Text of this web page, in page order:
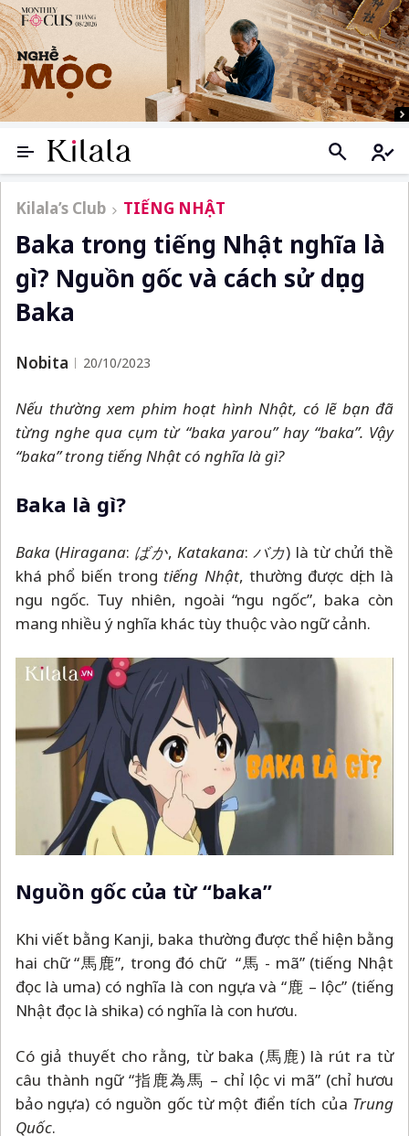
Kilala’s Club TIẾNG NHẬT
Baka trong tiếng Nhật nghĩa là
gì? Nguồn gốc và cách sử dụng
Baka
Nobita 20/10/2023
Nếu thường xem phim hoạt hình Nhật, có lẽ bạn đã
từng nghe qua cụm từ “baka yarou” hay “baka”. Vậy
“baka” trong tiếng Nhật có nghĩa là gì?
Baka là gì?
Baka (Hiragana: ばか, Katakana:バカ) là từ chửi thề
khá phổ biến trong tiếng Nhật, thường được dịch là
ngu ngốc. Tuy nhiên, ngoài “ngu ngốc”, baka còn
mang nhiều ý nghĩa khác tùy thuộc vào ngữ cảnh.
Nguồn gốc của từ “baka”
Khi viết bằng Kanji, baka thường được thể hiện bằng
hai chữ “馬鹿”, trong đó chữ “馬 - mã” (tiếng Nhật
đọc là uma) có nghĩa là con ngựa và “鹿 – lộc” (tiếng
Nhật đọc là shika) có nghĩa là con hươu.
Có giả thuyết cho rằng, từ baka (馬鹿) là rút ra từ
câu thành ngữ “指鹿為馬 – chỉ lộc vi mã” (chỉ hươu
bảo ngựa) có nguồn gốc từ một điển tích của Trung
Quốc.